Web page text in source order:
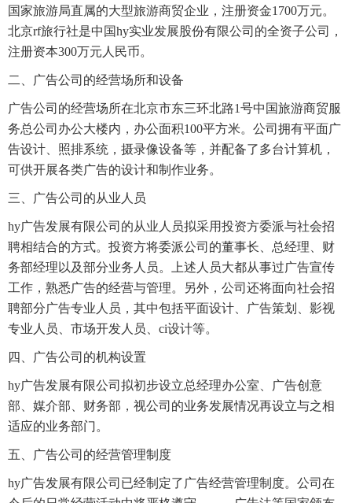
国家旅游局直属的大型旅游商贸企业，注册资金1700万元。
北京rf旅行社是中国hy实业发展股份有限公司的全资子公司，
注册资本300万元人民币。
二、广告公司的经营场所和设备
广告公司的经营场所在北京市东三环北路1号中国旅游商贸服
务总公司办公大楼内，办公面积100平方米。公司拥有平面广
告设计、照排系统，摄录像设备等，并配备了多台计算机，
可供开展各类广告的设计和制作业务。
三、广告公司的从业人员
hy广告发展有限公司的从业人员拟采用投资方委派与社会招
聘相结合的方式。投资方将委派公司的董事长、总经理、财
务部经理以及部分业务人员。上述人员大都从事过广告宣传
工作，熟悉广告的经营与管理。另外，公司还将面向社会招
聘部分广告专业人员，其中包括平面设计、广告策划、影视
专业人员、市场开发人员、ci设计等。
四、广告公司的机构设置
hy广告发展有限公司拟初步设立总经理办公室、广告创意
部、媒介部、财务部，视公司的业务发展情况再设立与之相
适应的业务部门。
五、广告公司的经营管理制度
hy广告发展有限公司已经制定了广告经营管理制度。公司在